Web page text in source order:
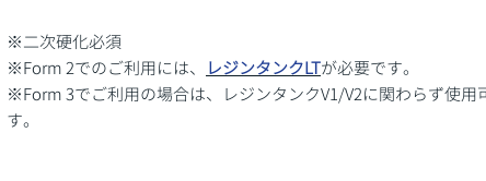
※二次硬化必須
※Form 2でのご利用には、
レジンタンクLTが必要です。
※Form 3でご利用の場合は、レジンタンクV1/V2に関わらず使用
す。